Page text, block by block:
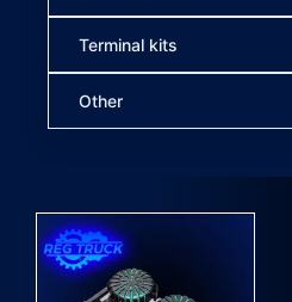
Terminal kits
Other